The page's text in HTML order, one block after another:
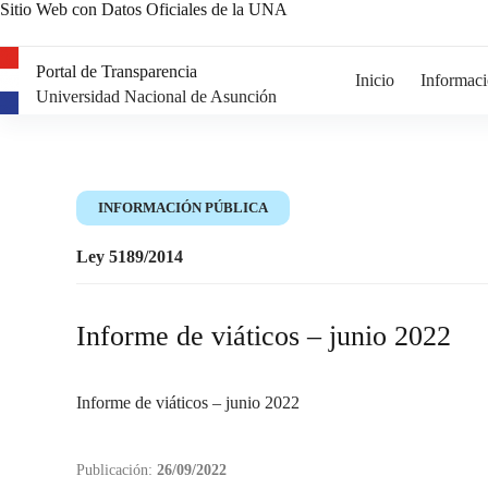
Sitio Web con Datos Oficiales de la UNA
Portal de Transparencia
Universidad Nacional de Asunción
Inicio
INFORMACIÓN PÚBLICA
Ley 5189/2014
Informe de viáticos – junio 2022
Informe de viáticos – junio 2022
Publicación: 26/09/2022